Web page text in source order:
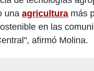
una agricultura más
en las
afirmó Molina.